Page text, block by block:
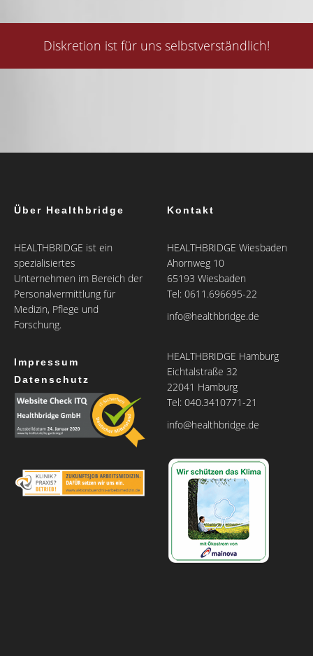
Diskretion ist für uns selbstverständlich!
Über Healthbridge
HEALTHBRIDGE ist ein
spezialisiertes
Unternehmen im Bereich der
Personalvermittlung für
Medizin, Pflege und
Forschung.
Impressum
Datenschutz
Kontakt
HEALTHBRIDGE Wiesbaden
Ahornweg 10
65193 Wiesbaden
Tel: 0611.696695-22
info@healthbridge.de
HEALTHBRIDGE Hamburg
Eichtalstraße 32
22041 Hamburg
Tel: 040.3410771-21
info@healthbridge.de